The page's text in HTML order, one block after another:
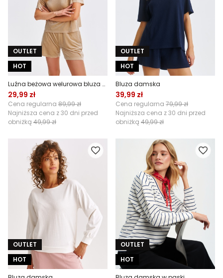
OUTLET
HOT
Luźna beżowa welurowa bluza damska z krótkim rękawem
29,99 zł
Cena regularna 89,99 zł
Najniższa cena z 30 dni przed
obniżką 49,99 zł
OUTLET
HOT
Bluza damska
39,99 zł
Cena regularna 79,99 zł
Najniższa cena z 30 dni przed
obniżką 49,99 zł
OUTLET
HOT
OUTLET
HOT